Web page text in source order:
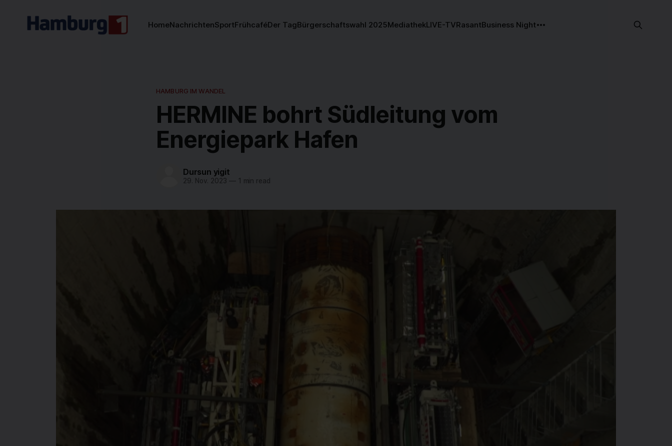
HomeNachrichtenSportFrühcaféDer TagBürgerschaftswahl 2025MediathekLIVE-TVRasantBusiness Night
HAMBURG IM WANDEL
HERMINE bohrt Südleitung vom
Energiepark Hafen
Dursun yigit
29. Nov. 2023 —1 min read